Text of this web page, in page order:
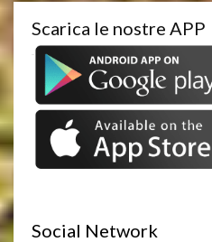
Scarica le nostre APP
Social Network